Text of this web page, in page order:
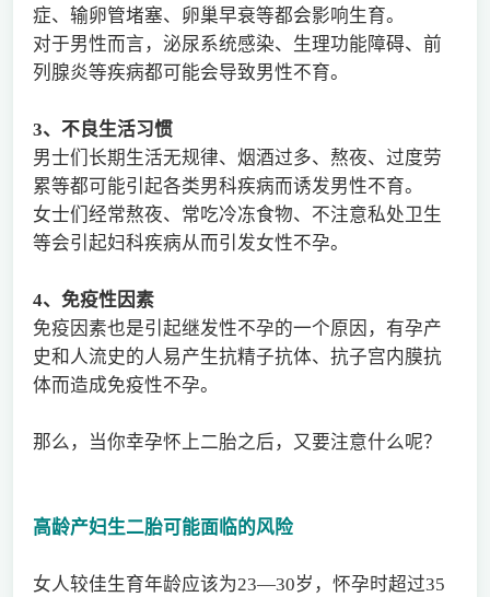
症、输卵管堵塞、卵巢早衰等都会影响生育。
对于男性而言，泌尿系统感染、生理功能障碍、前
列腺炎等疾病都可能会导致男性不育。
3、不良生活习惯
男士们长期生活无规律、烟酒过多、熬夜、过度劳
累等都可能引起各类男科疾病而诱发男性不育。
女士们经常熬夜、常吃冷冻食物、不注意私处卫生
等会引起妇科疾病从而引发女性不孕。
4、免疫性因素
免疫因素也是引起继发性不孕的一个原因，有孕产
史和人流史的人易产生抗精子抗体、抗子宫内膜抗
体而造成免疫性不孕。
那么，当你幸孕怀上二胎之后，又要注意什么呢？
高龄产妇生二胎可能面临的风险
女人较佳生育年龄应该为23—30岁，怀孕时超过35